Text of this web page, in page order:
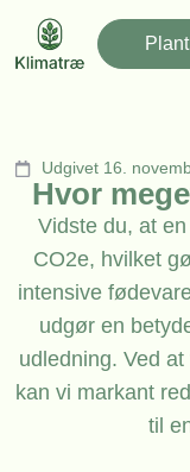
Udgivet 16.
Hvor
Vidste du, at
CO2e, hvilket
intensive
udgør en
udledning. Ved
kan vi markant
til